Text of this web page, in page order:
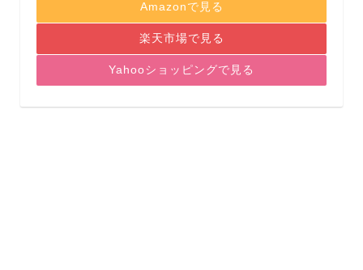
Amazonで見る
楽天市場で見る
Yahooショッピングで見る